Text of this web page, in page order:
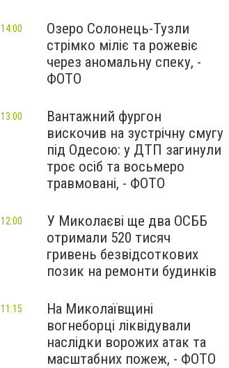
Озеро Солонець-Тузли
стрімко міліє та рожевіє
через аномальну спеку, -
ФОТО
14:00
Вантажний фургон
вискочив на зустрічну смугу
під Одесою: у ДТП загинули
троє осіб та восьмеро
травмовані, - ФОТО
13:00
У Миколаєві ще два ОСББ
отримали 520 тисяч
гривень безвідсоткових
позик на ремонти будинків
12:00
На Миколаївщині
вогнеборці ліквідували
наслідки ворожих атак та
масштабних пожеж, - ФОТО
11:15